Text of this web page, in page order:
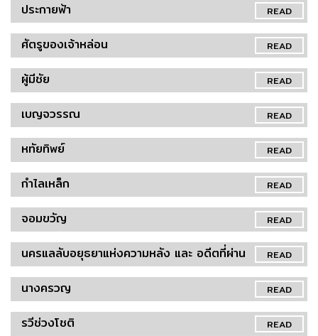
READ
ประกายฟ้า
READ
ศัตรูของเจ้าหล่อน
READ
ผู้มีชัย
READ
เบญจวรรณ
READ
หทัยทิพย์
READ
กำไลเหล็ก
READ
จอมขวัญ
READ
นครแลลับอยุธยาแห่งความหลัง และ อดีตที่ผ่าน
READ
นางครวญ
READ
รวีช่วงโชติ